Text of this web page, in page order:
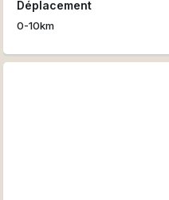
Déplacement
0-10km